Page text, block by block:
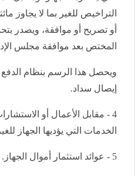
التراخيص للغير بما لا
أو تصريح أو موافقة، ويصدر
المختص بعد موافقة مجلس
ويحصل هذا الرسم بنظام الدفع
إيصال سداد.
4 - مقابل الأعمال أو
الخدمات التي يؤديها الجهاز
5 - عوائد استثمار أموال الجهاز.